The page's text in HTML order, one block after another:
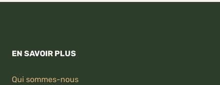
EN SAVOIR PLUS
Qui sommes-nous